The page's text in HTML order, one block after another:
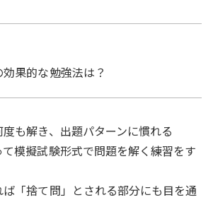
果的な勉強法は？
度も解き、出題パターンに慣れる
て模擬試験形式で問題を解く練習をす
ば「捨て問」とされる部分にも目を通